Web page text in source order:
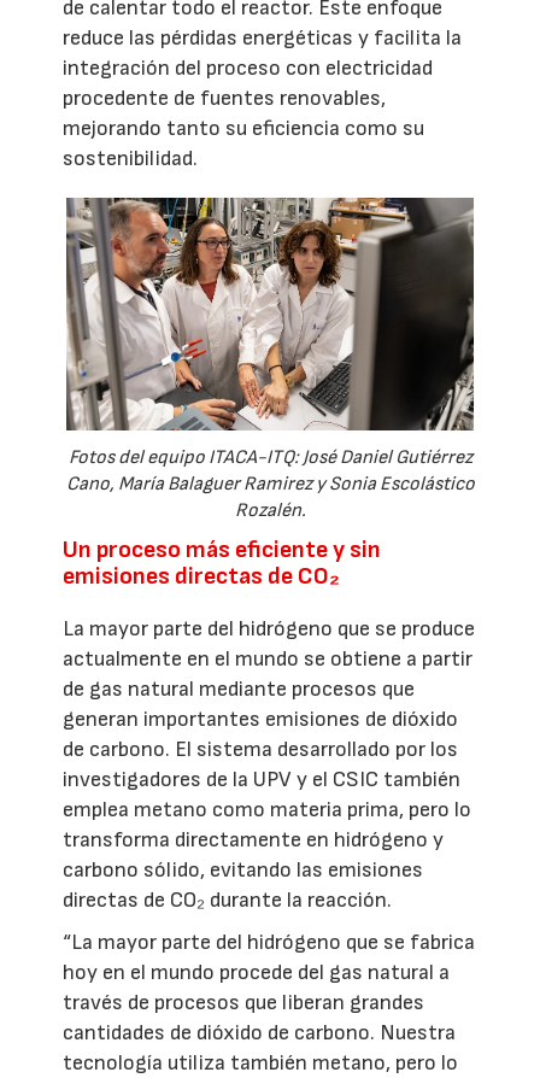
de calentar todo el reactor. Este enfoque
reduce las pérdidas energéticas y facilita la
integración del proceso con electricidad
procedente de fuentes renovables,
mejorando tanto su eficiencia como su
sostenibilidad.
Fotos del equipo ITACA-ITQ: José Daniel Gutiérrez
Cano, María Balaguer Ramirez y Sonia Escolástico
Rozalén.
Un proceso más eficiente y sin
emisiones directas de CO₂
La mayor parte del hidrógeno que se produce
actualmente en el mundo se obtiene a partir
de gas natural mediante procesos que
generan importantes emisiones de dióxido
de carbono. El sistema desarrollado por los
investigadores de la UPV y el CSIC también
emplea metano como materia prima, pero lo
transforma directamente en hidrógeno y
carbono sólido, evitando las emisiones
directas de CO₂ durante la reacción.
“La mayor parte del hidrógeno que se fabrica
hoy en el mundo procede del gas natural a
través de procesos que liberan grandes
cantidades de dióxido de carbono. Nuestra
tecnología utiliza también metano, pero lo